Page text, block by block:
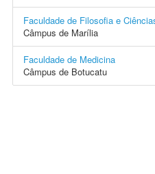
Faculdade de Filosofia e
Câmpus de Marília
Faculdade de Medicina
Câmpus de Botucatu